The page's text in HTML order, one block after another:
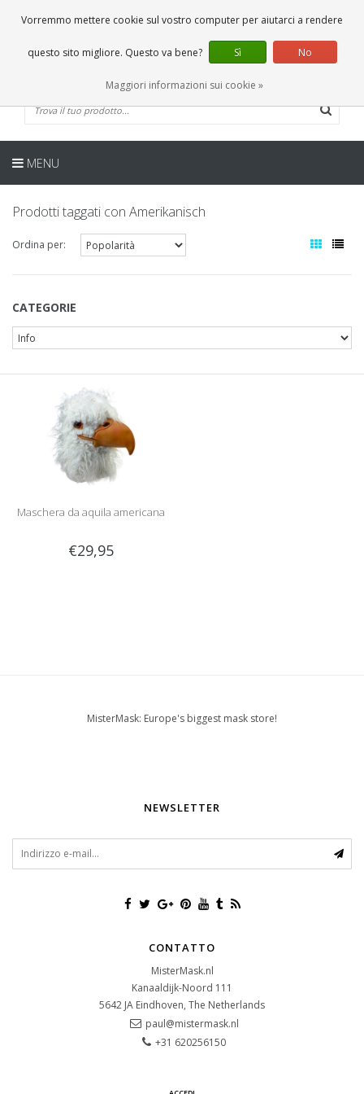
0 Articoli
IT
MENU
Prodotti taggati con Amerikanisch
Ordina per:
CATEGORIE
Maschera da aquila americana
€29,95
MisterMask: Europe's biggest mask store!
NEWSLETTER
CONTATTO
MisterMask.nl
Kanaaldijk-Noord 111
5642 JA Eindhoven, The Netherlands
paul@mistermask.nl
+31 620256150
Vorremmo mettere cookie sul vostro computer per aiutarci a rendere
questo sito migliore. Questo va bene? Sì No
Maggiori informazioni sui cookie »